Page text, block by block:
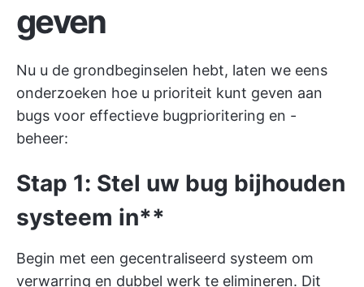
geven
Nu u de grondbeginselen hebt, laten we eens
onderzoeken hoe u prioriteit kunt geven aan
bugs voor effectieve bugprioritering en -
beheer:
Stap 1: Stel uw bug bijhouden
systeem in**
Begin met een gecentraliseerd systeem om
verwarring en dubbel werk te elimineren. Dit